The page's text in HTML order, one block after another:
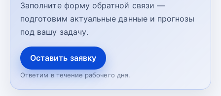
Заполните форму обратной связи —
подготовим актуальные данные и прогнозы
под вашу задачу.
Оставить заявку
Ответим в течение рабочего дня.